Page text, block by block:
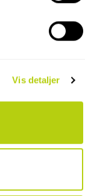
scanning af
til at analysere
Vores partnere
brug af deres
Vis detaljer